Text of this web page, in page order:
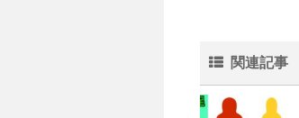
関連記事